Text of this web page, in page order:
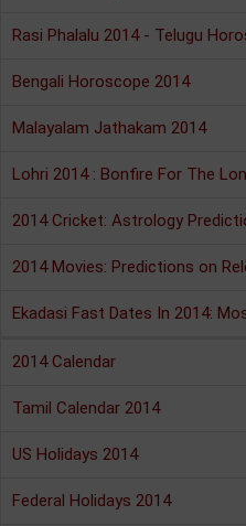
Rasi Phalalu 2014 - Telugu
Bengali Horoscope 2014
Malayalam Jathakam 2014
Lohri 2014 : Bonfire For The
2014 Cricket: Astrology
2014 Movies: Predictions on
Ekadasi Fast Dates In 2014:
2014 Calendar
Tamil Calendar 2014
US Holidays 2014
Federal Holidays 2014